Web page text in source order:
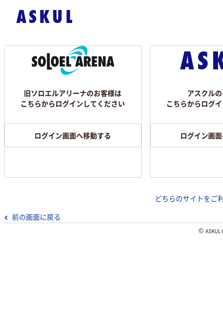
旧ソロエルアリーナのお客様は
こちらからログインしてください
ログイン画面へ移動する
アスクル
こちらからログ
ログイン画
どちらのサイトをご
前の画面に戻る
©